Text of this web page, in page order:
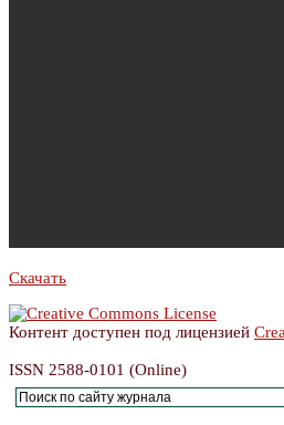
Скачать
Контент доступен под лицензией
ISSN 2588-0101 (Online)